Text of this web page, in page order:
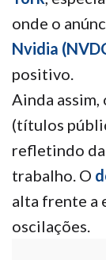
onde o
Nvidia
positivo.
Ainda
(títulos
refletindo
trabalho. O
alta frente a
oscilações.